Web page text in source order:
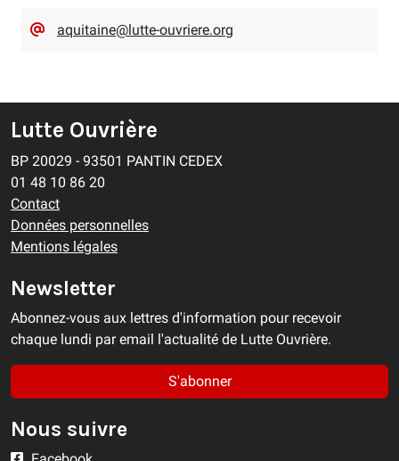
aquitaine@lutte-ouvriere.org
Lutte Ouvrière
BP 20029 - 93501 PANTIN CEDEX
01 48 10 86 20
Contact
Données personnelles
Mentions légales
Newsletter
Abonnez-vous aux lettres d'information pour recevoir
chaque lundi par email l'actualité de Lutte Ouvrière.
S'abonner
Nous suivre